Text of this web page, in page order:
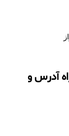
آدرس و